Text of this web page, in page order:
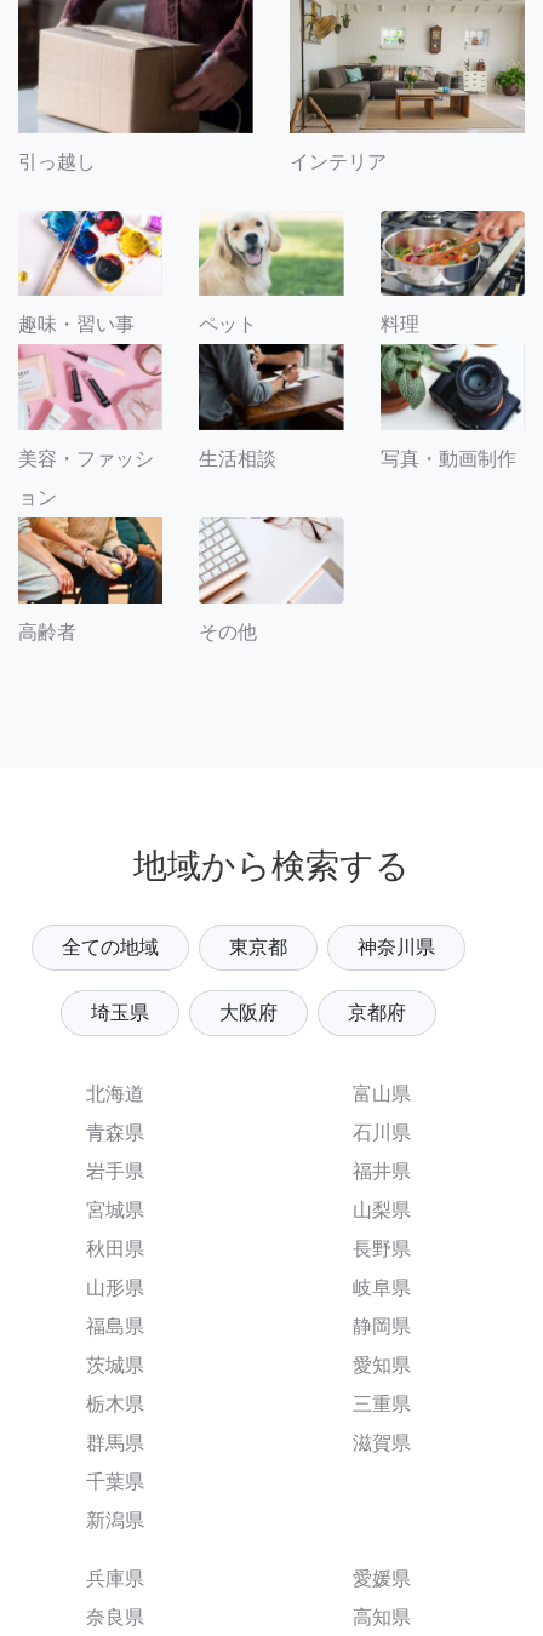
引っ越し インテリア
趣味・習い事 ペット 料理
美容・ファッシ
ョン
生活相談 写真・動画制作
高齢者 その他
地域から検索する
全ての地域 東京都 神奈川県
埼玉県 大阪府 京都府
北海道
青森県
岩手県
宮城県
秋田県
山形県
福島県
茨城県
栃木県
群馬県
千葉県
新潟県
富山県
石川県
福井県
山梨県
長野県
岐阜県
静岡県
愛知県
三重県
滋賀県
兵庫県
奈良県
愛媛県
高知県